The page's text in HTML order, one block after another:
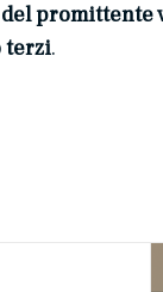
promittente
terzi.